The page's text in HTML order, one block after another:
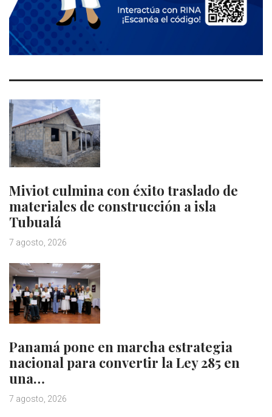
Miviot culmina con éxito traslado de
materiales de construcción a isla
Tubualá
7 agosto, 2026
Panamá pone en marcha estrategia
nacional para convertir la Ley 285 en
una…
7 agosto, 2026